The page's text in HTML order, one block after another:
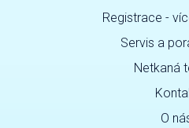
Registrace -
Servis a
Netkaná
O